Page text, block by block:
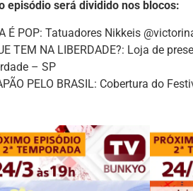
episódio será dividido nos blocos:
É POP: Tatuadores Nikkeis
TEM NA LIBERDADE?: Loja de
– SP
PELO BRASIL: Cobertura do